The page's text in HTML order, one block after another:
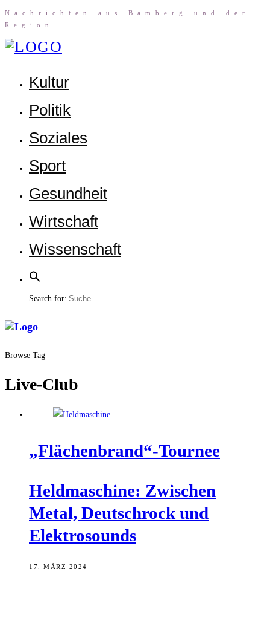
Nach­rich­ten aus Bam­berg und der
Region
Kul­tur
Poli­tik
Sozia­les
Sport
Gesund­heit
Wirt­schaft
Wis­sen­schaft
Search for:
Browse Tag
Live-Club
„Flächenbrand“-Tournee
Held­ma­schi­ne: Zwi­schen
Metal, Deutsch­rock und
Elektrosounds
17. MÄRZ 2024